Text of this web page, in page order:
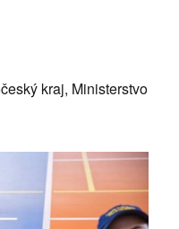
kraj, Ministerstvo